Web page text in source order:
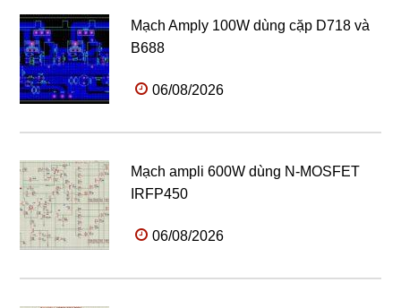
Mạch Amply 100W dùng cặp D718 và
B688
06/08/2026
Mạch ampli 600W dùng N-MOSFET
IRFP450
06/08/2026